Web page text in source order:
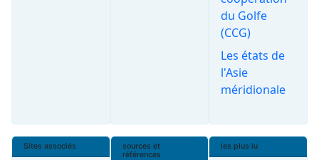
du Golfe
(CCG)
Les états de
l'Asie
méridionale
Sites associés
sources et
références
les plus lu